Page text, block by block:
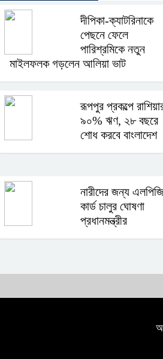
দীপিকা-ক্যাটরিনাকে
পেছনে ফেলে
পারিশ্রমিকে নতুন
মাইলফলক গড়লেন আলিয়া ভাট
রূপপুর প্রকল্পে
৯০% ঋণ, ২৮ বছরে
শোধ করবে বাংলাদেশ
নারীদের জন্য এলপিজি
কার্ড চালুর ঘোষণা
প্রধানমন্ত্রীর